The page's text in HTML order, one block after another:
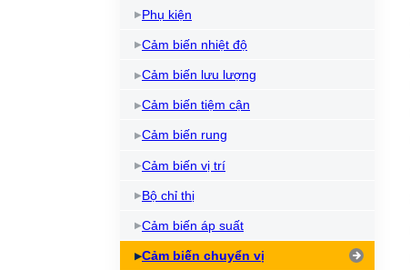
Phụ kiện
Cảm biến nhiệt độ
Cảm biến lưu lượng
Cảm biến tiệm cận
Cảm biến rung
Cảm biến vị trí
Bộ chỉ thị
Cảm biến áp suất
Cảm biến chuyển vị